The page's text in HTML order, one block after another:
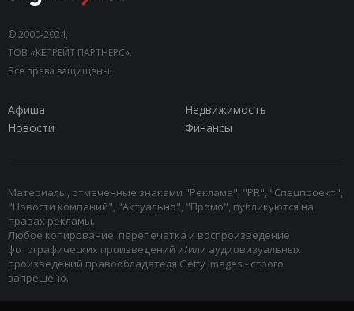
© 2000-2024,
ТОВ «КЕПРЕЙТ ПАРТНЕРС».
Все права защищены.
Афиша
Недвижимость
Новости
Финансы
Материалы, отмеченные знаками "Реклама", "PR", "Спецпроект",
"Новости компаний", "Актуально", "Промо", публикуются на
правах рекламы.
Любое копирование, перепечатка и воспроизведение
фотографических произведений и/или аудиовизуальных
произведений правообладателя Getty Images - строго
запрещено.